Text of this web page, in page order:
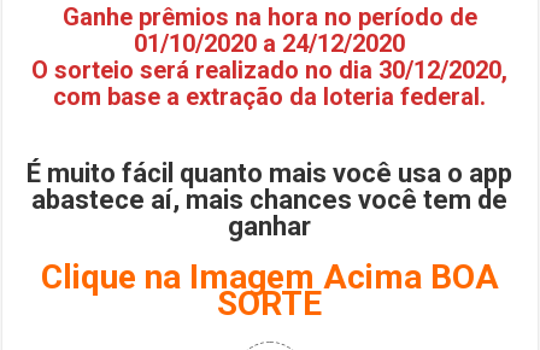
Ganhe prêmios na hora no período de
01/10/2020 a 24/12/2020
O sorteio será realizado no dia 30/12/2020,
com base a extração da loteria federal.
É muito fácil quanto mais você usa o app
abastece aí, mais chances você tem de
ganhar
Clique na Imagem Acima BOA
SORTE